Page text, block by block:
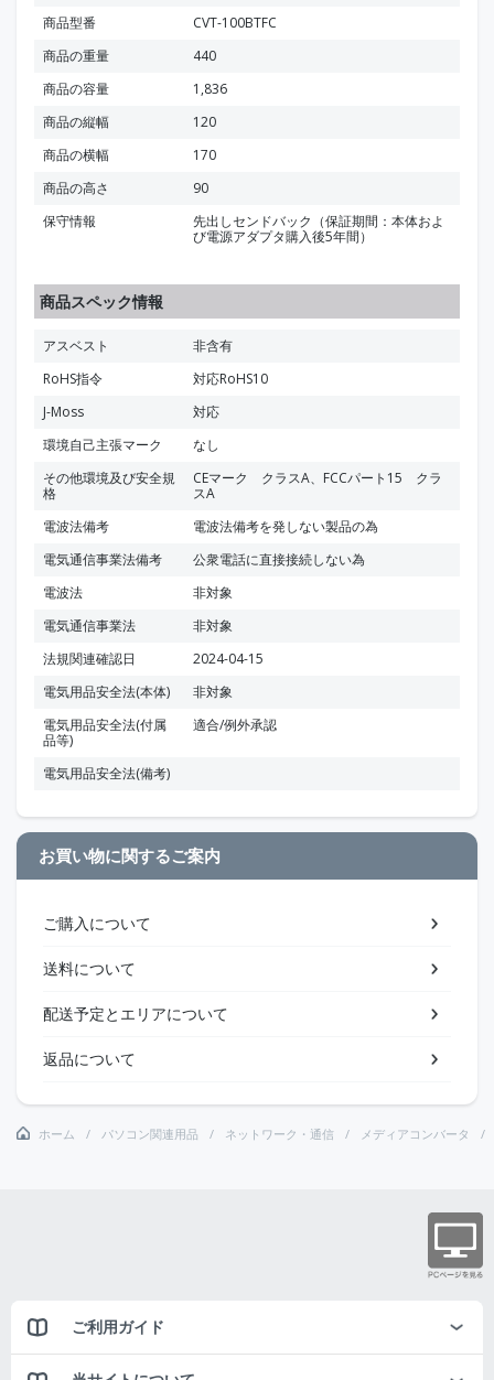
商品型番
CVT-100BTFC
商品の重量
440
商品の容量
1,836
商品の縦幅
120
商品の横幅
170
商品の高さ
90
保守情報
先出しセンドバック（保証期間：本体およ
び電源アダプタ購入後5年間）
商品スペック情報
アスベスト
非含有
RoHS指令
対応RoHS10
J-Moss
対応
環境自己主張マーク
なし
その他環境及び安全規
格
CEマーク クラスA、FCCパート15 クラ
スA
電波法備考
電波法備考を発しない製品の為
電気通信事業法備考
公衆電話に直接接続しない為
電波法
非対象
電気通信事業法
非対象
法規関連確認日
2024-04-15
電気用品安全法(本体)
非対象
電気用品安全法(付属
品等)
適合/例外承認
電気用品安全法(備考)
お買い物に関するご案内
ご購入について
送料について
配送予定とエリアについて
返品について
ホーム パソコン関連用品 ネットワーク・通信 メディアコンバータ
ご利用ガイド